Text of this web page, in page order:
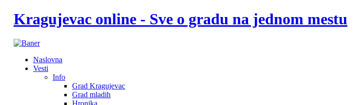
Kragujevac online - Sve o gradu na jednom mestu
Naslovna
Vesti
Info
Grad Kragujevac
Grad mladih
Hronika